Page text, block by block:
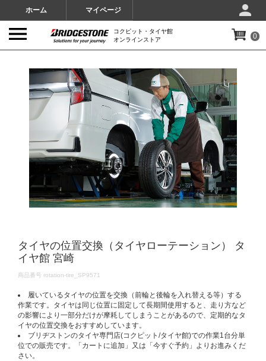
ホーム マイページ
コクピット・タイヤ館
オンラインストア
0
タイヤの位置交換（タイヤローテーション） タ
イヤ館 宮崎
DETAILS
商品番号 rotation-tire_SP9571
履いているタイヤの位置を交換（前輪と後輪を入れ替える等）する
作業です。タイヤは同じ位置に固定して長期間使用すると、走り方など
の影響により一部分だけが摩耗してしまうことがあるので、定期的なタ
イヤの位置交換をおすすめしています。
ブリヂストンのタイヤ専門店(コクピット/タイヤ館)での作業1台分単
位での販売です。「カートに追加」又は「今すぐ予約」よりお進みくだ
さい。